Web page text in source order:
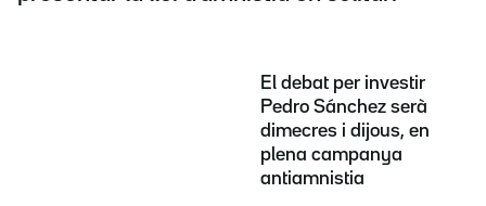
El debat per investir
Pedro Sánchez serà
dimecres i dijous, en
plena campanya
antiamnistia